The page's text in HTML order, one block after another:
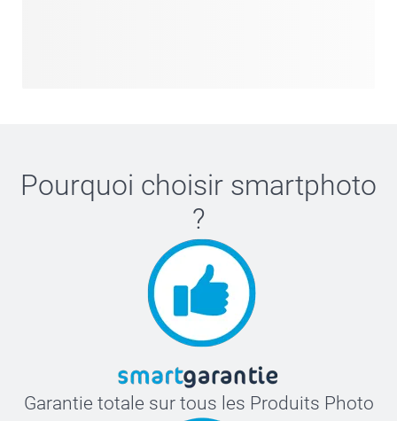
Pourquoi choisir smartphoto
?
Garantie totale sur tous les Produits Photo